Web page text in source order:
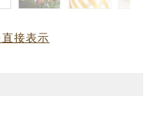
接表示